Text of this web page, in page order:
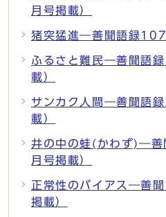
月号掲載）
猪突猛進―善聞語録107
ふるさと難民―善聞語
載）
サンカク人間―善聞語
載）
井の中の蛙(かわず)―
月号掲載）
正常性のバイアス―善
掲載）